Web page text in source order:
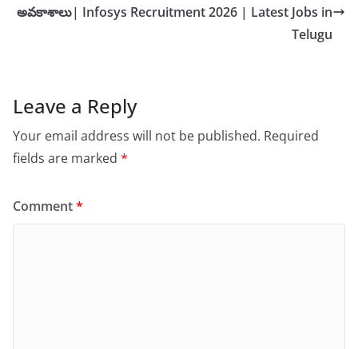
అవకాశాలు| Infosys Recruitment 2026 | Latest Jobs in
Telugu
Leave a Reply
Your email address will not be published. Required
fields are marked *
Comment*